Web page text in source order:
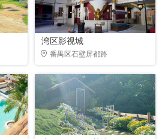
湾区影视城
番禺区石壁屏都路